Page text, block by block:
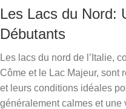
Les Lacs du Nord:
Débutants
Les lacs du nord de l’Italie,
Côme et le Lac Majeur, sont
et leurs conditions idéales
généralement calmes et